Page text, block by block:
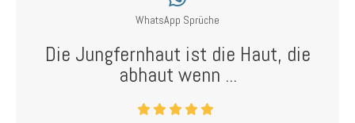
WhatsApp Sprüche
Die Jungfernhaut ist die Haut, die
abhaut wenn ...